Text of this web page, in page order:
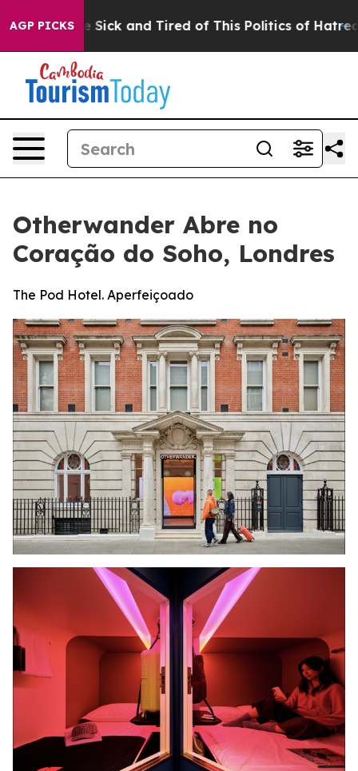
AGP PICKS
Are Sick and Tired of This Politics of Hatred” The
Otherwander Abre no
Coração do Soho, Londres
The Pod Hotel. Aperfeiçoado